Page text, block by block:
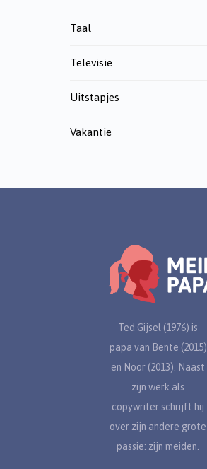
Taal
Televisie
Uitstapjes
Vakantie
Ted Gijsel (1976) is
papa van Bente (2015)
en Noor (2013). Naast
zijn werk als
copywriter schrijft hij
over zijn andere grote
passie: zijn meiden.